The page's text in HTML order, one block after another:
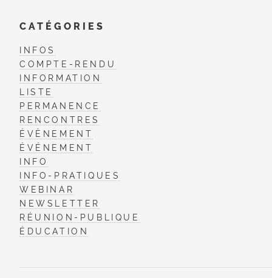
CATÉGORIES
INFOS
COMPTE-RENDU
INFORMATION
LISTE
PERMANENCE
RENCONTRES
ÉVÈNEMENT
ÉVÉNEMENT
INFO
INFO-PRATIQUES
WEBINAR
NEWSLETTER
RÉUNION-PUBLIQUE
ÉDUCATION